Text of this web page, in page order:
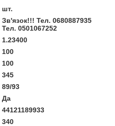
шт.
Зв'язок!!! Тел. 0680887935
Тел. 0501067252
1.23400
100
100
345
89/93
Да
44121189933
340